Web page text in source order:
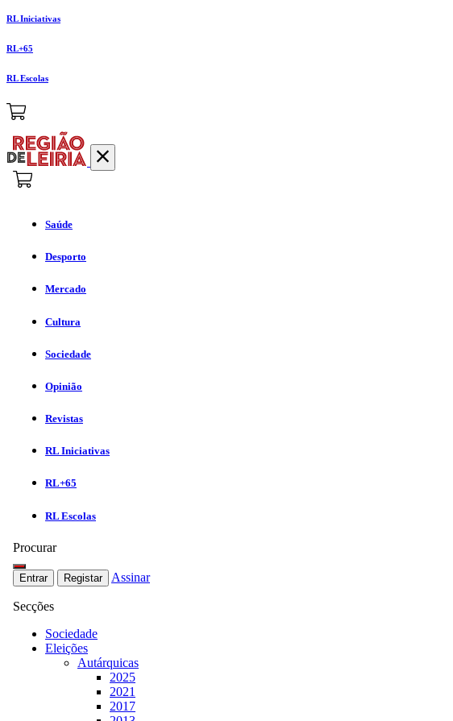
RL Iniciativas
RL+65
RL Escolas
Saúde
Desporto
Mercado
Cultura
Sociedade
Opinião
Revistas
RL Iniciativas
RL+65
RL Escolas
Procurar
Entrar Registar Assinar
Secções
Sociedade
Eleições
Autárquicas
2025
2021
2017